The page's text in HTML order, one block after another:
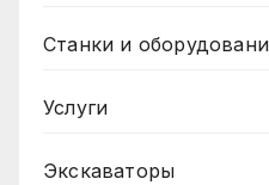
Станки и
Услуги
Экскаваторы